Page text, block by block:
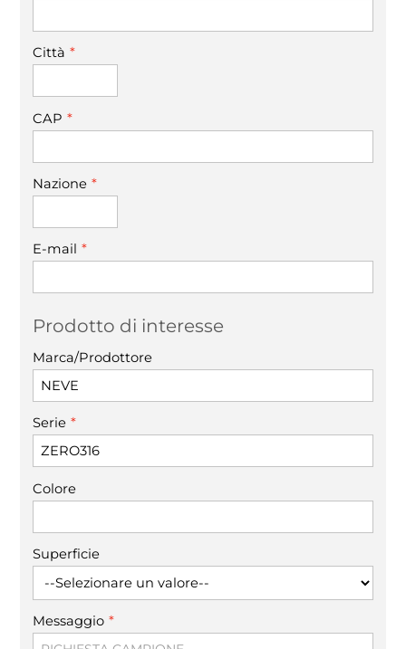
Città *
CAP *
Nazione *
E-mail *
Prodotto di interesse
Marca/Prodottore
Serie *
Colore
Superficie
Messaggio *